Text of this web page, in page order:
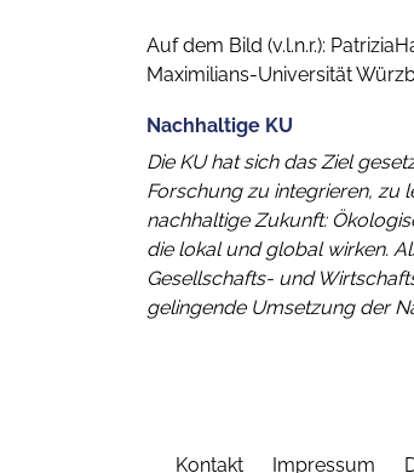
Auf dem Bild (v.l.n.r.):
Maximilians-Universität
Nachhaltige KU
Die KU hat sich das Ziel
Forschung zu integrieren, zu
nachhaltige Zukunft:
die lokal und global wirken.
Gesellschafts- und
gelingende Umsetzung der
Kontakt Impressum